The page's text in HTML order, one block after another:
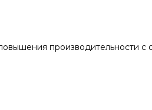
производительности